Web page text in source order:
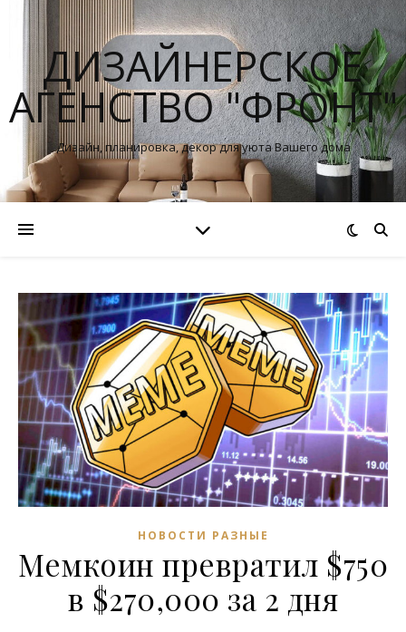
ДИЗАЙНЕРСКОЕ
АГЕНСТВО "ФРОНТ"
Дизайн, планировка, декор для уюта Вашего дома
НОВОСТИ РАЗНЫЕ
Мемкоин превратил $750
в $270,000 за 2 дня